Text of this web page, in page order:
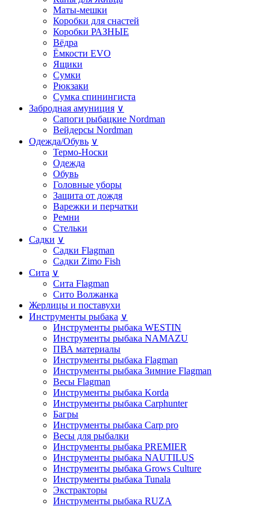
Маты-мешки
Коробки для снастей
Коробки РАЗНЫE
Вёдра
Ёмкости EVO
Ящики
Сумки
Рюкзаки
Сумка спинингиста
Забродная амуниция ∨
Сапоги рыбацкие Nordman
Вейдерсы Nordman
Одежда/Обувь ∨
Термо-Носки
Одежда
Обувь
Головные уборы
Защита от дождя
Варежки и перчатки
Ремни
Стельки
Садки ∨
Садки Flagman
Садки Zimo Fish
Сита ∨
Сита Flagman
Сито Волжанка
Жерлицы и поставухи
Инструменты рыбака ∨
Инструменты рыбака WESTIN
Инструменты рыбака NAMAZU
ПВА материалы
Инструменты рыбака Flagman
Инструменты рыбака Зимние Flagman
Весы Flagman
Инструменты рыбака Korda
Инструменты рыбака Carphunter
Багры
Инструменты рыбака Carp pro
Весы для рыбалки
Инструменты рыбака PREMIER
Инструменты рыбака NAUTILUS
Инструменты рыбака Grows Culture
Инструменты рыбака Tunala
Экстракторы
Инструменты рыбака RUZA